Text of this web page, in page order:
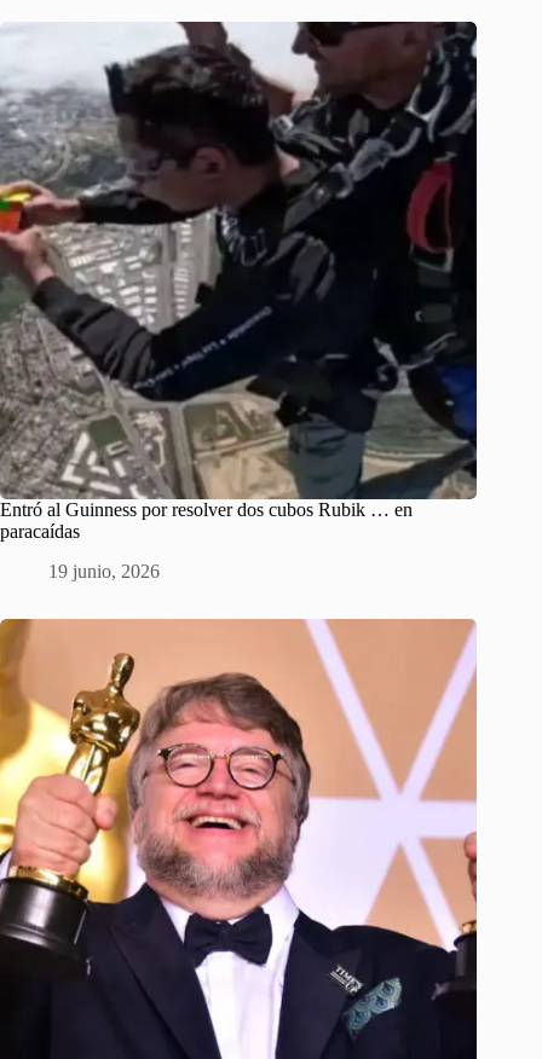
Entró al Guinness por resolver dos cubos Rubik … en
paracaídas
19 junio, 2026